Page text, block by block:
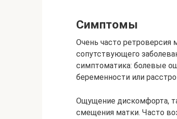
Симптомы
Очень часто ретроверсия
сопутствующего
симптоматика: болевые
беременности или
Ощущение дискомфорта,
смещения матки. Часто